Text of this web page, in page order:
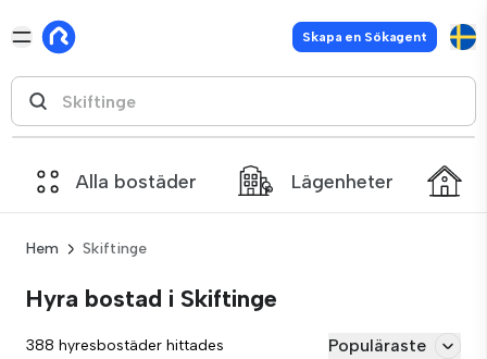
Skapa en Sökagent
Alla bostäder Lägenheter
Hem Skiftinge
Hyra bostad i Skiftinge
388 hyresbostäder hittades Populäraste